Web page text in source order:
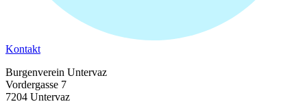
Kontakt
Burgenverein Untervaz
Vordergasse 7
7204 Untervaz